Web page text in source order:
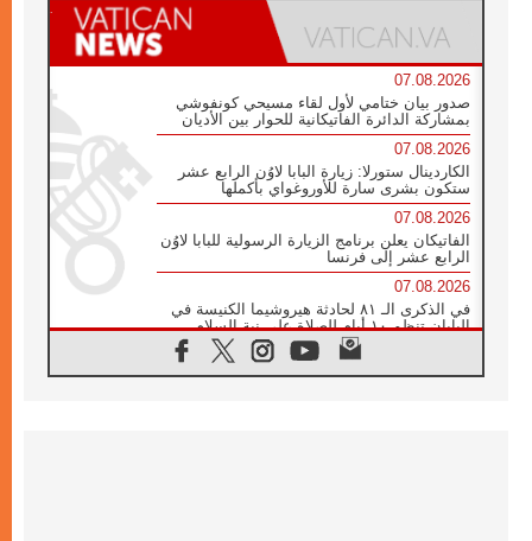
07.08.2026
صدور بيان ختامي لأول لقاء مسيحي كونفوشي
بمشاركة الدائرة الفاتيكانية للحوار بين الأديان
07.08.2026
الكاردينال ستورلا: زيارة البابا لاوُن الرابع عشر
ستكون بشرى سارة للأوروغواي بأكملها
07.08.2026
الفاتيكان يعلن برنامج الزيارة الرسولية للبابا لاوُن
الرابع عشر إلى فرنسا
07.08.2026
في الذكرى الـ ٨١ لحادثة هيروشيما الكنيسة في
اليابان تنظم ١٠ أيام للصلاة على نية السلام
الكنيسة في الأوروغواي: زيارة البابا ستعزز